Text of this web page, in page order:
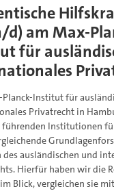
am Max-
für
Planck-Institut für
Privatrecht in
Institutionen
des ausländischen und
Hierfür haben wir die
Blick, vergleichen sie